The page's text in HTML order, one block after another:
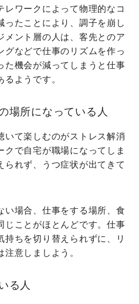
レワークによって物理的なコ
ったことにより、調子を崩し
メント層の人は、客先とのア
グなどで仕事のリズムを作っ
た機会が減ってしまうと仕事
ようです。
場所になっている人
いて楽しむのがストレス解消
クで自宅が職場になってしま
られず、うつ症状が出てきて
い場合、仕事をする場所、食
じことがほとんどです。仕事
ちを切り替えられずに、リ
意しましよう。
る人